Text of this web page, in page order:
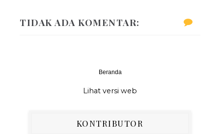
TIDAK ADA KOMENTAR:
Beranda
Lihat versi web
KONTRIBUTOR